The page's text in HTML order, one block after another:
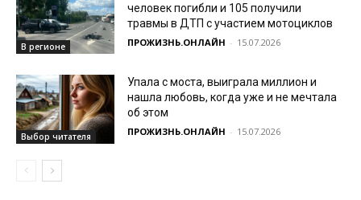
В регионе
человек погибли и 105 получили
травмы в ДТП с участием мотоциклов
ПРОЖИЗНЬ.ОНЛАЙН - 15.07.2026
Выбор читателя
Упала с моста, выиграла миллион и
нашла любовь, когда уже и не мечтала
об этом
ПРОЖИЗНЬ.ОНЛАЙН - 15.07.2026